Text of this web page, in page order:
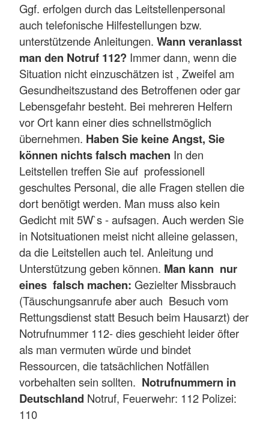
Ggf. erfolgen durch das Leitstellenpersonal
auch telefonische Hilfestellungen bzw.
unterstützende Anleitungen. Wann veranlasst
man den Notruf 112? Immer dann, wenn die
Situation nicht einzuschätzen ist , Zweifel am
Gesundheitszustand des Betroffenen oder gar
Lebensgefahr besteht. Bei mehreren Helfern
vor Ort kann einer dies schnellstmöglich
übernehmen. Haben Sie keine Angst, Sie
können nichts falsch machen In den
Leitstellen treffen Sie auf professionell
geschultes Personal, die alle Fragen stellen die
dort benötigt werden. Man muss also kein
Gedicht mit 5W`s - aufsagen. Auch werden Sie
in Notsituationen meist nicht alleine gelassen,
da die Leitstellen auch tel. Anleitung und
Unterstützung geben können. Man kann nur
eines falsch machen: Gezielter Missbrauch
(Täuschungsanrufe aber auch Besuch vom
Rettungsdienst statt Besuch beim Hausarzt) der
Notrufnummer 112- dies geschieht leider öfter
als man vermuten würde und bindet
Ressourcen, die tatsächlichen Notfällen
vorbehalten sein sollten. Notrufnummern in
Deutschland Notruf, Feuerwehr: 112 Polizei:
110